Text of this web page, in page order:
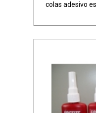
colas adesivo